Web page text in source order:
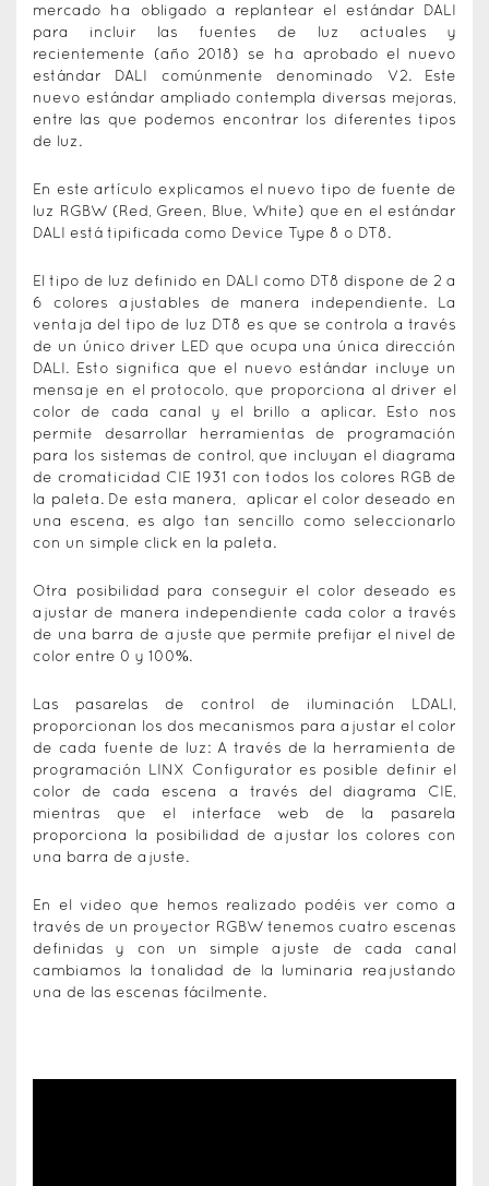
mercado ha obligado a replantear el estándar DALI
para incluir las fuentes de luz actuales y
recientemente (año 2018) se ha aprobado el nuevo
estándar DALI comúnmente denominado V2. Este
nuevo estándar ampliado contempla diversas mejoras,
entre las que podemos encontrar los diferentes tipos
de luz.
En este artículo explicamos el nuevo tipo de fuente de
luz RGBW (Red, Green, Blue, White) que en el estándar
DALI está tipificada como Device Type 8 o DT8.
El tipo de luz definido en DALI como DT8 dispone de 2 a
6 colores ajustables de manera independiente. La
ventaja del tipo de luz DT8 es que se controla a través
de un único driver LED que ocupa una única dirección
DALI. Esto significa que el nuevo estándar incluye un
mensaje en el protocolo, que proporciona al driver el
color de cada canal y el brillo a aplicar. Esto nos
permite desarrollar herramientas de programación
para los sistemas de control, que incluyan el diagrama
de cromaticidad CIE 1931 con todos los colores RGB de
la paleta. De esta manera, aplicar el color deseado en
una escena, es algo tan sencillo como seleccionarlo
con un simple click en la paleta.
Otra posibilidad para conseguir el color deseado es
ajustar de manera independiente cada color a través
de una barra de ajuste que permite prefijar el nivel de
color entre 0 y 100%.
Las pasarelas de control de iluminación LDALI,
proporcionan los dos mecanismos para ajustar el color
de cada fuente de luz: A través de la herramienta de
programación LINX Configurator es posible definir el
color de cada escena a través del diagrama CIE,
mientras que el interface web de la pasarela
proporciona la posibilidad de ajustar los colores con
una barra de ajuste.
En el video que hemos realizado podéis ver como a
través de un proyector RGBW tenemos cuatro escenas
definidas y con un simple ajuste de cada canal
cambiamos la tonalidad de la luminaria reajustando
una de las escenas fácilmente.